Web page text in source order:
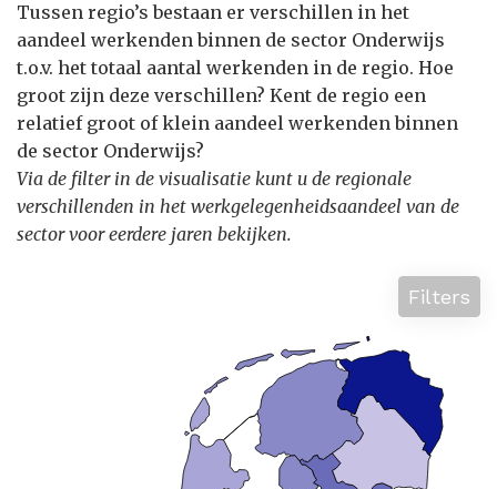
Tussen regio’s bestaan er verschillen in het
aandeel werkenden binnen de sector Onderwijs
t.o.v. het totaal aantal werkenden in de regio. Hoe
groot zijn deze verschillen? Kent de regio een
relatief groot of klein aandeel werkenden binnen
de sector Onderwijs?
Via de filter in de visualisatie kunt u de regionale
verschillenden in het werkgelegenheidsaandeel van de
sector voor eerdere jaren bekijken.
Filters